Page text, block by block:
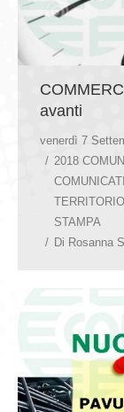
avanti
venerdì 7
2018
TERRITORIO
STAMPA
Di Rosanna